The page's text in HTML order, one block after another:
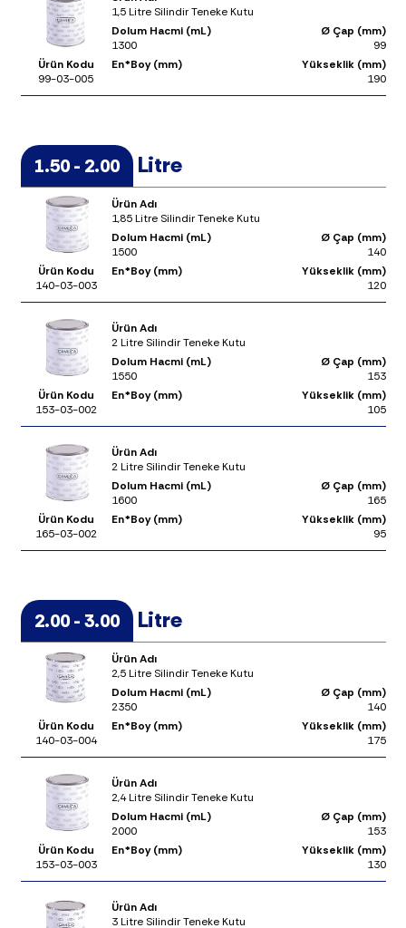
1,5 Litre Silindir Teneke Kutu
Dolum Hacmi (mL)
1300
Ø Çap (mm)
99
Ürün Kodu
99-03-005
En*Boy (mm)
Yükseklik (mm)
190
1.50 - 2.00 Litre
Ürün Adı
1,85 Litre Silindir Teneke Kutu
Dolum Hacmi (mL)
1500
Ø Çap (mm)
140
Ürün Kodu
140-03-003
En*Boy (mm)
Yükseklik (mm)
120
Ürün Adı
2 Litre Silindir Teneke Kutu
Dolum Hacmi (mL)
1550
Ø Çap (mm)
153
Ürün Kodu
153-03-002
En*Boy (mm)
Yükseklik (mm)
105
Ürün Adı
2 Litre Silindir Teneke Kutu
Dolum Hacmi (mL)
1600
Ø Çap (mm)
165
Ürün Kodu
165-03-002
En*Boy (mm)
Yükseklik (mm)
95
2.00 - 3.00 Litre
Ürün Adı
2,5 Litre Silindir Teneke Kutu
Dolum Hacmi (mL)
2350
Ø Çap (mm)
140
Ürün Kodu
140-03-004
En*Boy (mm)
Yükseklik (mm)
175
Ürün Adı
2,4 Litre Silindir Teneke Kutu
Dolum Hacmi (mL)
2000
Ø Çap (mm)
153
Ürün Kodu
153-03-003
En*Boy (mm)
Yükseklik (mm)
130
Ürün Adı
3 Litre Silindir Teneke Kutu